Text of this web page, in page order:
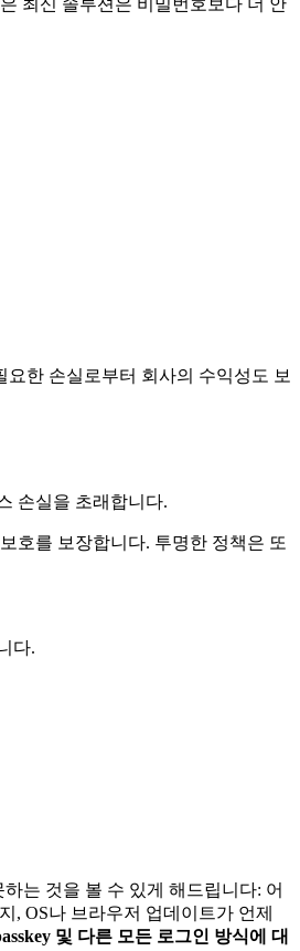
최신 솔루션은 비밀번호보다 더 안
한 손실로부터 회사의 수익성도 보
손실을 초래합니다.
호를 보장합니다. 투명한 정책은 또
다.
는 것을 볼 수 있게 해드립니다: 어
, OS나 브라우저 업데이트가 언제
및 다른 모든 로그인 방식에 대